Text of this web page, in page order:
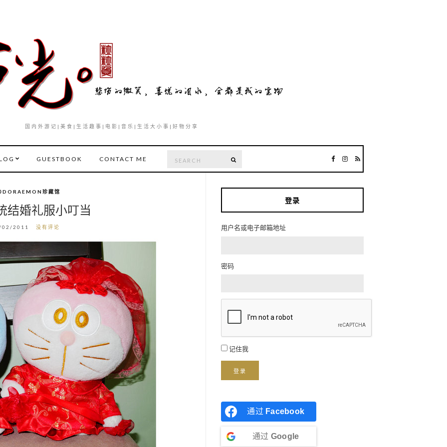
国内外游记|美食|生活趣事|电影|音乐|生活大小事|好物分享
GUESTBOOK CONTACT ME
DORAEMON珍藏馆
结婚礼服小叮当
2011 没有评论
登录
用户名或电子邮箱地址
密码
记住我
登录
通过 Facebook
通过 Google